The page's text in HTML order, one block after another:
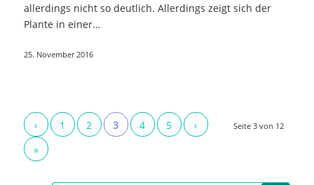
allerdings nicht so deutlich. Allerdings zeigt sich der
Plante in einer…
25. November 2016
Seite 3 von 12
‹ 1 2 3 4 5
›
»